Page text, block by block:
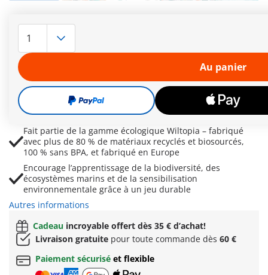
pour observer la vie marine
Set éducatif sur le récif corallien inspiré de la Grande
Barrière de Corail australienne avec requins-marteaux,
raies, tortue de mer, méduses et plus
Comprend équipement de plongée, outils de recherche et
accessoires pour une exploration océanique immersive et
un jeu imaginatif
Fait partie de la gamme écologique Wiltopia – fabriqué
avec plus de 80 % de matériaux recyclés et biosourcés,
100 % sans BPA, et fabriqué en Europe
Encourage l’apprentissage de la biodiversité, des
écosystèmes marins et de la sensibilisation
environnementale grâce à un jeu durable
Autres informations
Cadeau incroyable offert dès 35 € d’achat!
Livraison gratuite pour toute commande dès 60 €
Paiement sécurisé et flexible
Au panier